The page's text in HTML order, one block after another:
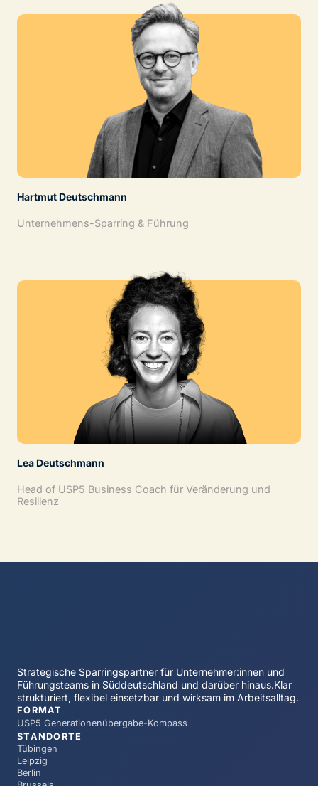
Hartmut Deutschmann
Unternehmens-Sparring & Führung
Lea Deutschmann
Head of USP5 Business Coach für Veränderung und
Resilienz
Strategische Sparringspartner für Unternehmer:innen und
Führungsteams in Süddeutschland und darüber hinaus.Klar
strukturiert, flexibel einsetzbar und wirksam im Arbeitsalltag.
FORMAT
USP5 Generationenübergabe-Kompass
STANDORTE
Tübingen
Leipzig
Berlin